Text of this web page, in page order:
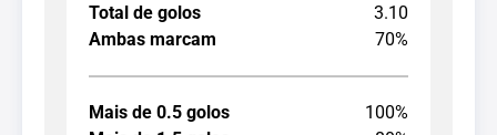
Total de golos
3.10
Ambas marcam
70%
Mais de 0.5 golos
100%